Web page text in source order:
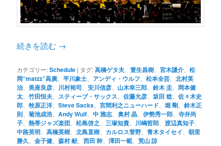
移
動
動
続きを読む →
カテゴリー:Schedule | タグ:高橋ゲタ夫 、萱生昌樹 、宮木謙介 、松
岡“matzz”高廣 、平川象士 アンディ・ウルフ 、松本全芸 、北村英
治、美座良彦 川村裕司 、安川信彦 山木幸三郎 、鈴木 圭
岡本健
太 、竹田恒夫 スティーブ・サックス 、佐藤允彦 、坂田 稔 、佐々木史
郎 、牧原正洋、Steve Sacks 、宮間利之ニューハード 、堀 剛 、鈴木正
則 、菊池成浩 、Andy Wulf 、中 雅志 、奥村 晶 、伊勢秀一郎 、寺井尚
子 、熱帯ジャズ楽団 、松島啓之 三塚知貴 川嶋哲郎 、渡辺真知子
中路英明 、高橋英樹 、北島直樹 カルロス菅野 、青木タイセイ 、朝里
勝久 、金子健 、森村 献 、西田 幹 、澤田一範 、荒山 諒